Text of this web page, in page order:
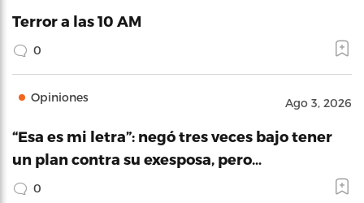
Terror a las 10 AM
0
Opiniones Ago 3, 2026
“Esa es mi letra”: negó tres veces bajo tener
un plan contra su exesposa, pero…
0